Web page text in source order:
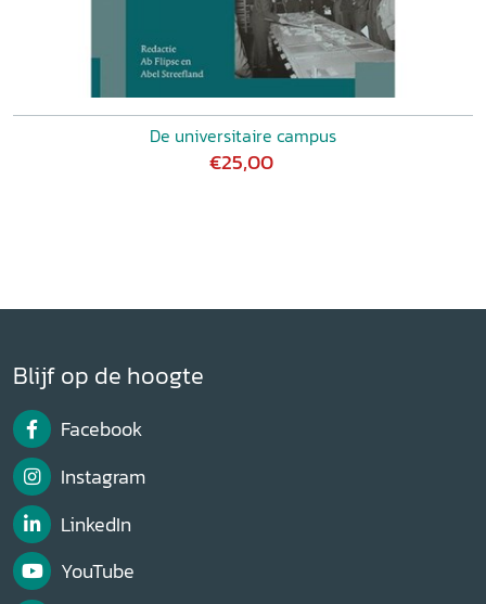
De universitaire campus
€25,00
Blijf op de hoogte
Facebook
Instagram
LinkedIn
YouTube